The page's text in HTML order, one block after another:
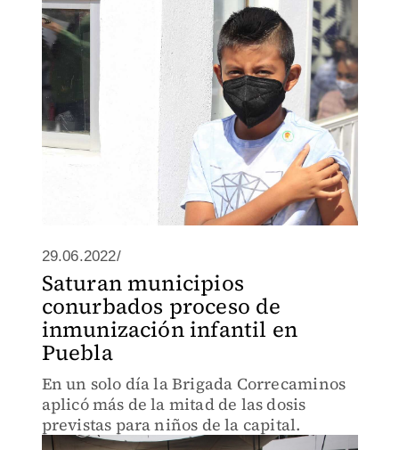
29.06.2022/
Saturan municipios
conurbados proceso de
inmunización infantil en
Puebla
En un solo día la Brigada Correcaminos
aplicó más de la mitad de las dosis
previstas para niños de la capital.